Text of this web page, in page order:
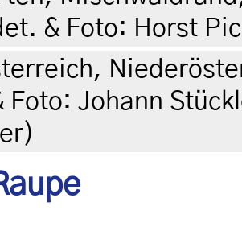
& Foto: Horst
Foto: Johann